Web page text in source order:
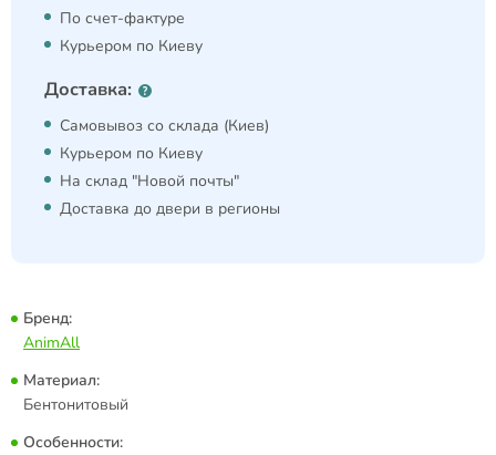
По счет-фактуре
Курьером по Киеву
Доставка:
Самовывоз со склада (Киев)
Курьером по Киеву
На склад "Новой почты"
Доставка до двери в регионы
Бренд:
AnimAll
Материал:
Бентонитовый
Особенности: